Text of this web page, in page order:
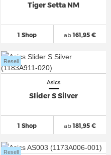
Tiger Setta NM
1 Shop ab161,95 €
Asics
Slider S Silver
1 Shop
Resell
ab181,95 €
Resell